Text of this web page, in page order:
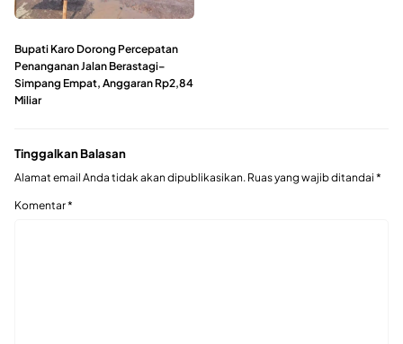
Bupati Karo Dorong Percepatan
Penanganan Jalan Berastagi–
Simpang Empat, Anggaran Rp2,84
Miliar
Tinggalkan Balasan
Alamat email Anda tidak akan dipublikasikan. Ruas yang wajib ditandai *
Komentar*